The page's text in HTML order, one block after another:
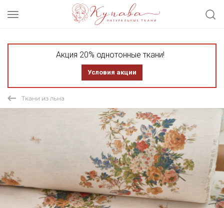
Акция 20% однотонные ткани!
Условия акции
Ткани из льна